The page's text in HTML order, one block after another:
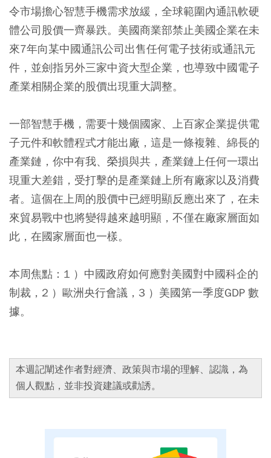
令市場擔心智慧手機需求放緩，全球範圍內通訊軟硬
體公司股價一齊暴跌。美國商業部禁止美國企業在未
來7年向某中國通訊公司出售任何電子技術或通訊元
件，並劍指另外三家中資大型企業，也導致中國電子
產業相關企業的股價出現重大調整。
一部智慧手機，需要十幾個國家、上百家企業提供電
子元件和軟體程式才能出廠，這是一條複雜、綿長的
產業鏈，你中有我、榮損與共，產業鏈上任何一環出
現重大差錯，受打擊的是產業鏈上所有廠家以及消費
者。這個在上周的股價中已經明顯反應出來了，在未
來貿易戰中也將變得越來越明顯，不僅在廠家層面如
此，在國家層面也一樣。
本周焦點：1 ）中國政府如何應對美國對中國科企的
制裁，2 ）歐洲央行會議，3 ）美國第一季度GDP 數
據。
本週記闡述作者對經濟、政策與市場的理解、認識，為
個人觀點，並非投資建議或勸誘。